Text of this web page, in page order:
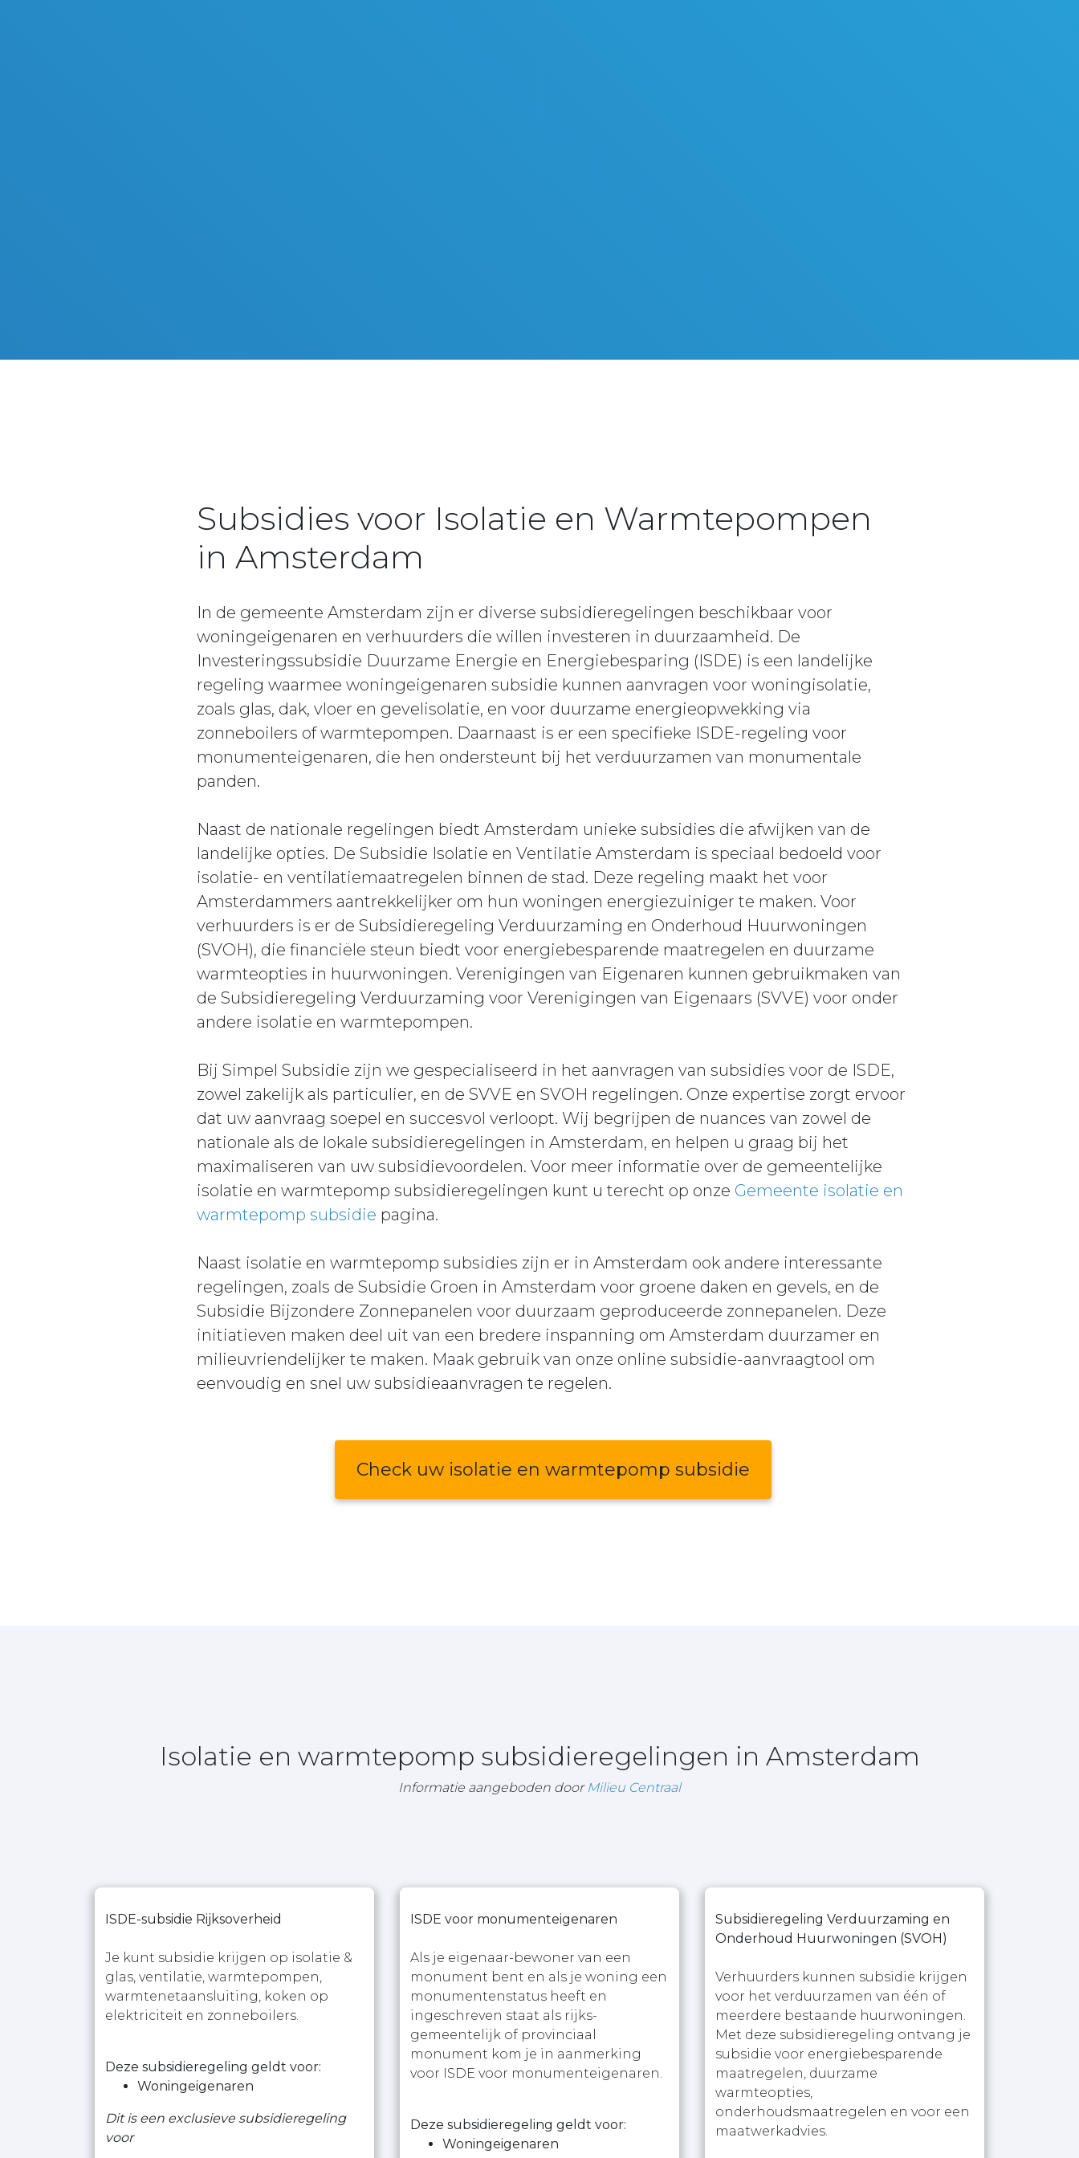
Subsidies voor Isolatie en Warmtepompen
in Amsterdam
In de gemeente Amsterdam zijn er diverse subsidieregelingen beschikbaar voor
woningeigenaren en verhuurders die willen investeren in duurzaamheid. De
Investeringssubsidie Duurzame Energie en Energiebesparing (ISDE) is een landelijke
regeling waarmee woningeigenaren subsidie kunnen aanvragen voor woningisolatie,
zoals glas, dak, vloer en gevelisolatie, en voor duurzame energieopwekking via
zonneboilers of warmtepompen. Daarnaast is er een specifieke ISDE-regeling voor
monumenteigenaren, die hen ondersteunt bij het verduurzamen van monumentale
panden.
Naast de nationale regelingen biedt Amsterdam unieke subsidies die afwijken van de
landelijke opties. De Subsidie Isolatie en Ventilatie Amsterdam is speciaal bedoeld voor
isolatie- en ventilatiemaatregelen binnen de stad. Deze regeling maakt het voor
Amsterdammers aantrekkelijker om hun woningen energiezuiniger te maken. Voor
verhuurders is er de Subsidieregeling Verduurzaming en Onderhoud Huurwoningen
(SVOH), die financiële steun biedt voor energiebesparende maatregelen en duurzame
warmteopties in huurwoningen. Verenigingen van Eigenaren kunnen gebruikmaken van
de Subsidieregeling Verduurzaming voor Verenigingen van Eigenaars (SVVE) voor onder
andere isolatie en warmtepompen.
Bij Simpel Subsidie zijn we gespecialiseerd in het aanvragen van subsidies voor de ISDE,
zowel zakelijk als particulier, en de SVVE en SVOH regelingen. Onze expertise zorgt ervoor
dat uw aanvraag soepel en succesvol verloopt. Wij begrijpen de nuances van zowel de
nationale als de lokale subsidieregelingen in Amsterdam, en helpen u graag bij het
maximaliseren van uw subsidievoordelen. Voor meer informatie over de gemeentelijke
isolatie en warmtepomp subsidieregelingen kunt u terecht op onze Gemeente isolatie en
warmtepomp subsidie pagina.
Naast isolatie en warmtepomp subsidies zijn er in Amsterdam ook andere interessante
regelingen, zoals de Subsidie Groen in Amsterdam voor groene daken en gevels, en de
Subsidie Bijzondere Zonnepanelen voor duurzaam geproduceerde zonnepanelen. Deze
initiatieven maken deel uit van een bredere inspanning om Amsterdam duurzamer en
milieuvriendelijker te maken. Maak gebruik van onze online subsidie-aanvraagtool om
eenvoudig en snel uw subsidieaanvragen te regelen.
Check uw isolatie en warmtepomp subsidie
Isolatie en warmtepomp subsidieregelingen in Amsterdam
Informatie aangeboden door Milieu Centraal
ISDE-subsidie Rijksoverheid
Je kunt subsidie krijgen op isolatie &
glas, ventilatie, warmtepompen,
warmtenetaansluiting, koken op
elektriciteit en zonneboilers.
Deze subsidieregeling geldt voor:
Woningeigenaren
Dit is een exclusieve subsidieregeling
voor
ISDE voor monumenteigenaren
Als je eigenaar-bewoner van een
monument bent en als je woning een
monumentenstatus heeft en
ingeschreven staat als rijks-
gemeentelijk of provinciaal
monument kom je in aanmerking
voor ISDE voor monumenteigenaren.
Deze subsidieregeling geldt voor:
Woningeigenaren
Subsidieregeling Verduurzaming en
Onderhoud Huurwoningen (SVOH)
Verhuurders kunnen subsidie krijgen
voor het verduurzamen van één of
meerdere bestaande huurwoningen.
Met deze subsidieregeling ontvang je
subsidie voor energiebesparende
maatregelen, duurzame
warmteopties,
onderhoudsmaatregelen en voor een
maatwerkadvies.